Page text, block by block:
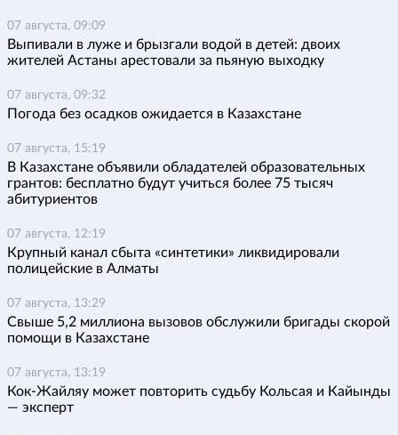
07 августа, 09:09
Выпивали в луже и брызгали водой в детей: двоих
жителей Астаны арестовали за пьяную выходку
07 августа, 09:32
Погода без осадков ожидается в Казахстане
07 августа, 15:19
В Казахстане объявили обладателей образовательных
грантов: бесплатно будут учиться более 75 тысяч
абитуриентов
07 августа, 12:19
Крупный канал сбыта «синтетики» ликвидировали
полицейские в Алматы
07 августа, 13:29
Свыше 5,2 миллиона вызовов обслужили бригады скорой
помощи в Казахстане
07 августа, 13:19
Кок-Жайляу может повторить судьбу Кольсая и Кайынды
— эксперт